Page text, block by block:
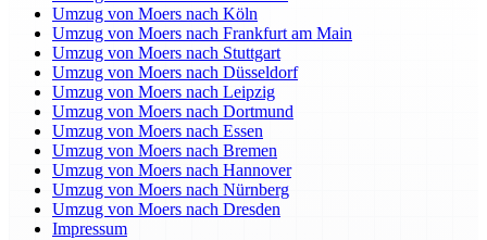
Umzug von Moers nach Köln
Umzug von Moers nach Frankfurt am Main
Umzug von Moers nach Stuttgart
Umzug von Moers nach Düsseldorf
Umzug von Moers nach Leipzig
Umzug von Moers nach Dortmund
Umzug von Moers nach Essen
Umzug von Moers nach Bremen
Umzug von Moers nach Hannover
Umzug von Moers nach Nürnberg
Umzug von Moers nach Dresden
Impressum